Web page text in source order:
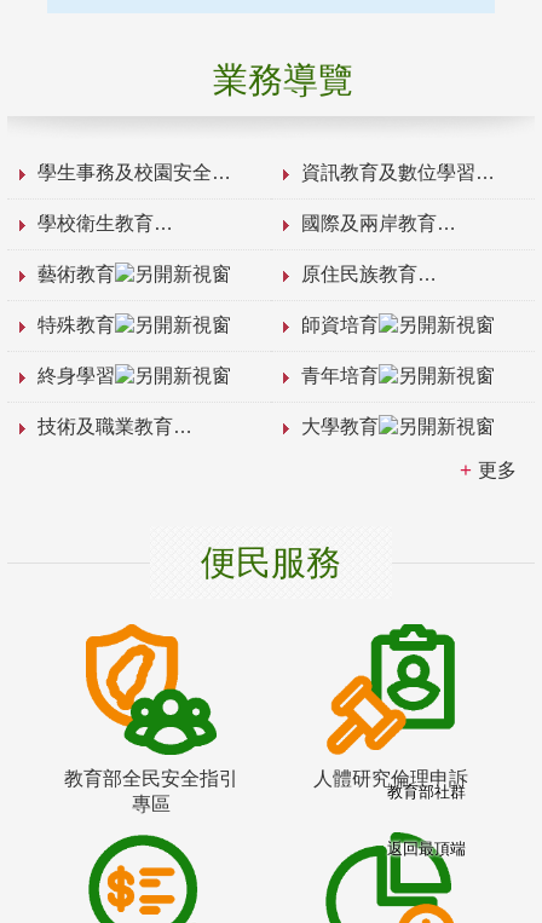
業務導覽
學生事務及校園安全 資訊教育及數位學習
學校衛生教育 國際及兩岸教育
藝術教育 原住民族教育
特殊教育 師資培育
終身學習 青年培育
技術及職業教育 大學教育
更多
便民服務
教育部全民安全指引
專區
人體研究倫理申訴
教育部社群
返回最頂端